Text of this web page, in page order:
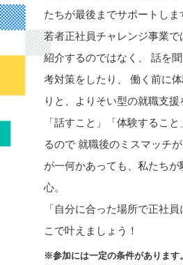
たちが最後までサポートし
若者正社員チャレンジ事業
紹介するのではなく、
話を
考対策をしたり、
働く前に
りと、よりそい型の就職支援
「話すこと」「体験するこ
るので就職後のミスマッチが
が一何かあっても、私たち
心。
「自分に合った場所で正社
こで叶えましょう！
※参加には一定の条件があります。